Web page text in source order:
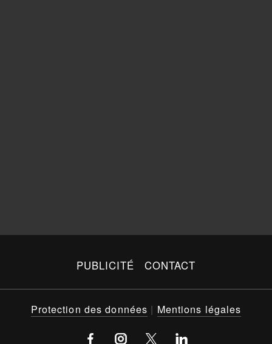
PUBLICITÉ CONTACT
Protection des données | Mentions légales